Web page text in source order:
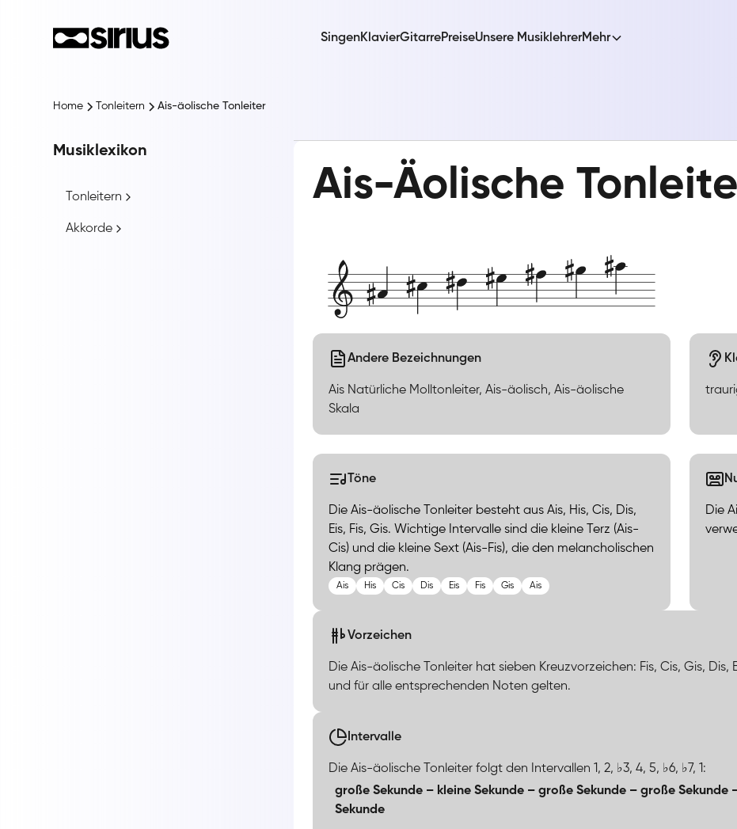
SingenKlavierGitarrePreiseUnsere MusiklehrerMehr
Home Tonleitern Ais-äolische Tonleiter
Musiklexikon
Tonleitern
Akkorde
Ais-Äolische
Andere Bezeichnungen
Ais Natürliche Molltonleiter, Ais-äolisch, Ais-äolische
Skala
Töne
Die Ais-äolische Tonleiter besteht aus Ais, His, Cis, Dis,
Eis, Fis, Gis. Wichtige Intervalle sind die kleine Terz (Ais-
Cis) und die kleine Sext (Ais-Fis), die den melancholischen
Klang prägen.
Ais His Cis Dis Eis Fis Gis Ais
Die
Vorzeichen
Die Ais-äolische Tonleiter hat sieben Kreuzvorzeichen: Fis, Cis, Gis,
und für alle entsprechenden Noten gelten.
Intervalle
Die Ais-äolische Tonleiter folgt den Intervallen 1, 2, ♭3, 4, 5, ♭6, ♭7, 1:
große Sekunde – kleine Sekunde – große Sekunde – große Sekunde
Sekunde